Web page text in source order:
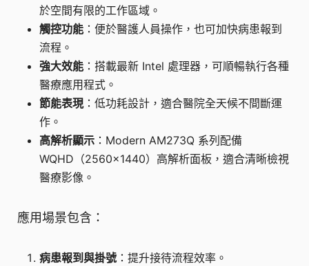
於空間有限的工作區域。
觸控功能 ：便於醫護人員操作，也可加快病患報到
流程。
強大效能 ：搭載最新 Intel 處理器，可順暢執行各種
醫療應用程式。
節能表現：低功耗設計，適合醫院全天候不間斷運
作。
高解析顯示 ：Modern AM273Q 系列配備
WQHD（2560x1440）高解析面板，適合清晰檢視
醫療影像。
應用場景包含：
病患報到與掛號 ：提升接待流程效率。